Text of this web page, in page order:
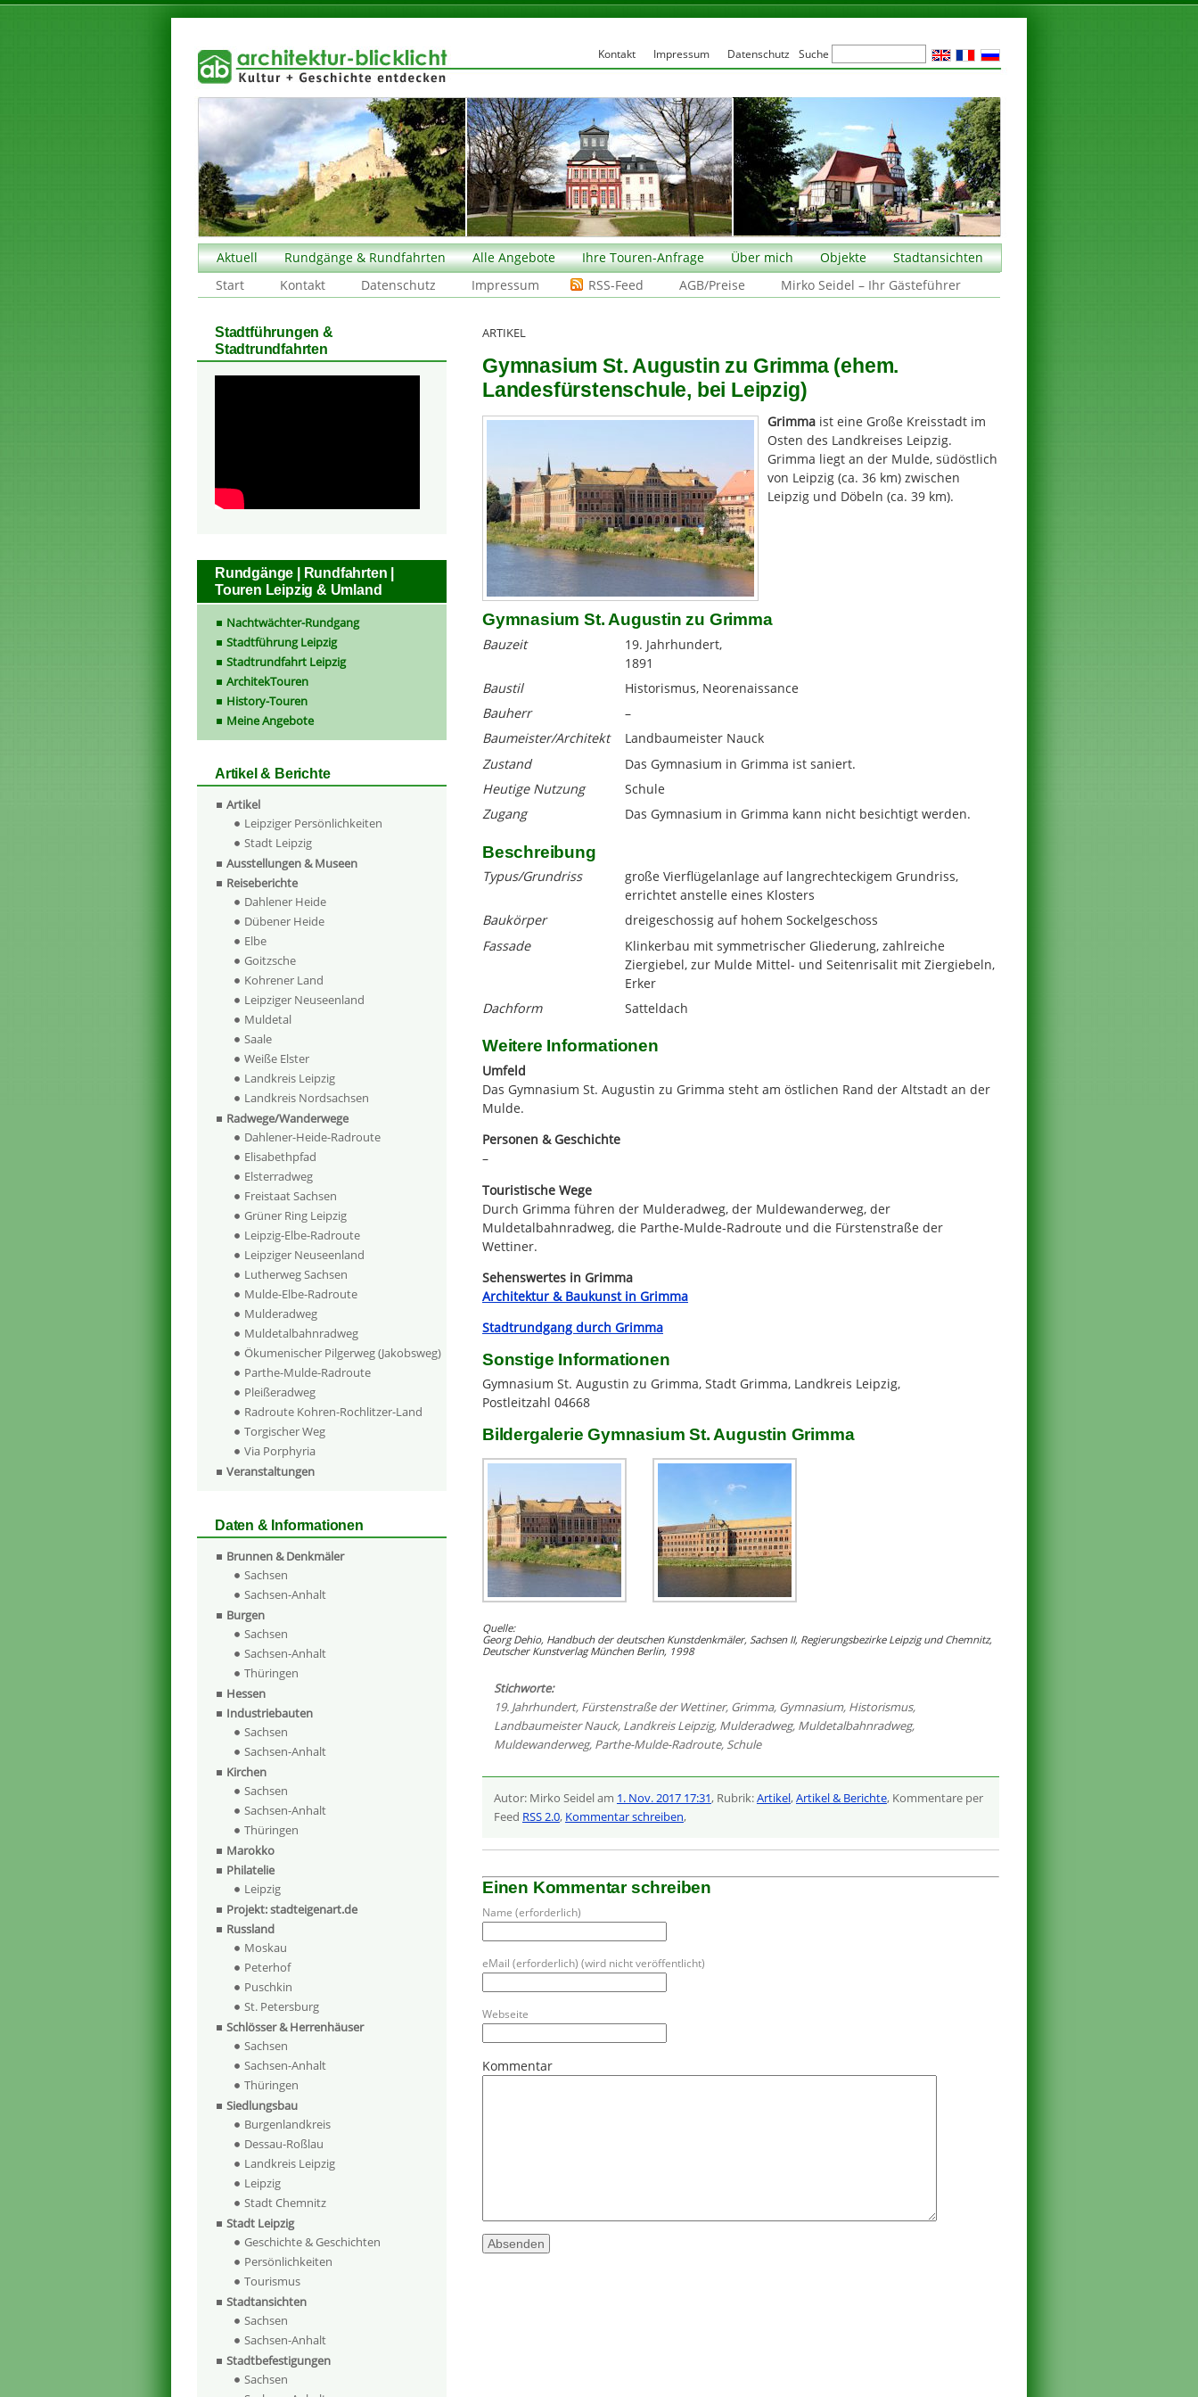
Aktuell Rundgänge & Rundfahrten Alle Angebote Ihre Touren-Anfrage Über mich Objekte
Stadtansichten
Start
Kontakt Datenschutz Impressum RSS-Feed AGB/Preise Mirko Seidel – Ihr Gästeführer
ARTIKEL
Gymnasium St. Augustin zu Grimma (ehem.
Landesfürstenschule, bei Leipzig)
Grimma ist eine Große Kreisstadt im
Osten des Landkreises Leipzig.
Grimma liegt an der Mulde, südöstlich
von Leipzig (ca. 36 km) zwischen
Leipzig und Döbeln (ca. 39 km).
Gymnasium St. Augustin zu Grimma
Bauzeit
19. Jahrhundert,
1891
Baustil
Historismus, Neorenaissance
Bauherr
–
Baumeister/Architekt
Landbaumeister Nauck
Zustand
Das Gymnasium in Grimma ist saniert.
Heutige Nutzung
Schule
Zugang
Das Gymnasium in Grimma kann nicht besichtigt werden.
Beschreibung
Typus/Grundriss
große Vierflügelanlage auf langrechteckigem Grundriss,
errichtet anstelle eines Klosters
Baukörper
dreigeschossig auf hohem Sockelgeschoss
Fassade
Klinkerbau mit symmetrischer Gliederung, zahlreiche
Ziergiebel, zur Mulde Mittel- und Seitenrisalit mit Ziergiebeln,
Erker
Dachform
Satteldach
Weitere Informationen
Umfeld
Das Gymnasium St. Augustin zu Grimma steht am östlichen Rand der Altstadt an der
Mulde.
Personen & Geschichte
–
Touristische Wege
Durch Grimma führen der Mulderadweg, der Muldewanderweg, der
Muldetalbahnradweg, die Parthe-Mulde-Radroute und die Fürstenstraße der
Wettiner.
Sehenswertes in Grimma
Architektur & Baukunst in Grimma
Stadtrundgang durch Grimma
Sonstige Informationen
Gymnasium St. Augustin zu Grimma, Stadt Grimma, Landkreis Leipzig,
Postleitzahl 04668
Bildergalerie Gymnasium St. Augustin Grimma
Quelle:
Georg Dehio, Handbuch der deutschen Kunstdenkmäler, Sachsen II, Regierungsbezirke Leipzig und Chemnitz,
Deutscher Kunstverlag München Berlin, 1998
Stichworte:
19. Jahrhundert, Fürstenstraße der Wettiner, Grimma, Gymnasium, Historismus,
Landbaumeister Nauck, Landkreis Leipzig, Mulderadweg, Muldetalbahnradweg,
Muldewanderweg, Parthe-Mulde-Radroute, Schule
Autor: Mirko Seidel am 1. Nov. 2017 17:31, Rubrik:Artikel,Artikel & Berichte, Kommentare per
Feed RSS 2.0, Kommentar schreiben,
Einen Kommentar schreiben
Name (erforderlich)
eMail (erforderlich) (wird nicht veröffentlicht)
Webseite
Kommentar
Stadtführungen &
Stadtrundfahrten
Rundgänge | Rundfahrten |
Touren Leipzig & Umland
Nachtwächter-Rundgang
Stadtführung Leipzig
Stadtrundfahrt Leipzig
ArchitekTouren
History-Touren
Meine Angebote
Artikel & Berichte
Artikel
Leipziger Persönlichkeiten
Stadt Leipzig
Ausstellungen & Museen
Reiseberichte
Dahlener Heide
Dübener Heide
Elbe
Goitzsche
Kohrener Land
Leipziger Neuseenland
Muldetal
Saale
Weiße Elster
Landkreis Leipzig
Landkreis Nordsachsen
Radwege/Wanderwege
Dahlener-Heide-Radroute
Elisabethpfad
Elsterradweg
Freistaat Sachsen
Grüner Ring Leipzig
Leipzig-Elbe-Radroute
Leipziger Neuseenland
Lutherweg Sachsen
Mulde-Elbe-Radroute
Mulderadweg
Muldetalbahnradweg
Ökumenischer Pilgerweg (Jakobsweg)
Parthe-Mulde-Radroute
Pleißeradweg
Radroute Kohren-Rochlitzer-Land
Torgischer Weg
Via Porphyria
Veranstaltungen
Daten & Informationen
Brunnen & Denkmäler
Sachsen
Sachsen-Anhalt
Burgen
Sachsen
Sachsen-Anhalt
Thüringen
Hessen
Industriebauten
Sachsen
Sachsen-Anhalt
Kirchen
Sachsen
Sachsen-Anhalt
Thüringen
Marokko
Philatelie
Leipzig
Projekt: stadteigenart.de
Russland
Moskau
Peterhof
Puschkin
St. Petersburg
Schlösser & Herrenhäuser
Sachsen
Sachsen-Anhalt
Thüringen
Siedlungsbau
Burgenlandkreis
Dessau-Roßlau
Landkreis Leipzig
Leipzig
Stadt Chemnitz
Stadt Leipzig
Geschichte & Geschichten
Persönlichkeiten
Tourismus
Stadtansichten
Sachsen
Sachsen-Anhalt
Stadtbefestigungen
Sachsen
Kontakt Impressum Datenschutz Suche